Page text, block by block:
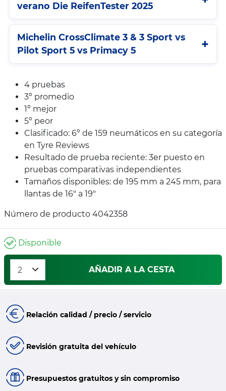
verano Die ReifenTester 2025
Michelin CrossClimate 3 & 3 Sport vs
Pilot Sport 5 vs Primacy 5
4 pruebas
3º promedio
1º mejor
5º peor
Clasificado: 6º de 159 neumáticos en su categoría
en Tyre Reviews
Resultado de prueba reciente: 3er puesto en
pruebas comparativas independientes
Tamaños disponibles: de 195 mm a 245 mm, para
llantas de 16" a 19"
Número de producto 4042358
Disponible
AÑADIR A LA CESTA
Relación calidad / precio / servicio
Revisión gratuita del vehículo
Presupuestos gratuitos y sin compromiso